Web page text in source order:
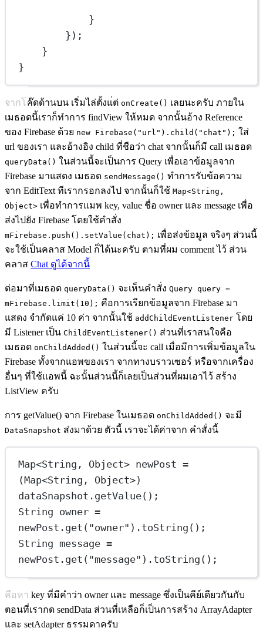
}
});
}
}
จากโค๊ดด้านบน เริ่มไล่ตั้งแ่ต่ onCreate() เลยนะครับ ภายใน
เมธอดนี้เราก็ทำการ findView ให้หมด จากนั้นอ้าง Reference
ของ Firebase ด้วย new Firebase("url").child("chat"); ใส่
url ของเรา และอ้างอิง child ที่ชือว่า chat จากนั้นก็มี call เมธอด
queryData() ในส่วนนี้จะเป็นการ Query เพื่อเอาข้อมูลจาก
Firebase มาแสดง เมธอด sendMessage() ทำการรับข้อความ
จาก EditText ทีเรากรอกลงไป จากนั้นก็ใช้ Map<String,
Object> เพื่อทำการแมพ key, value ชื่อ owner และ message เพื่อ
ส่งไปยัง Firebase โดยใช้คำสั่ง
mFirebase.push().setValue(chat); เพื่อส่งข้อมูล จริงๆ ส่วนนี้
จะใช้เป็นคลาส Model ก็ได้นะครับ ตามที่ผม comment ไว้ ส่วน
คลาส Chat ดูได้จากนี้
ต่อมาที่เมธอด queryData() จะเห็นคำสั่ง Query query =
mFirebase.limit(10); คือการเรียกข้อมูลจาก Firebase มา
แสดง จำกัดแค่ 10 ค่า จากนั้นใช้ addChildEventListener โดย
มี Listener เป็น ChildEventListener() ส่วนที่เราสนใจคือ
เมธอด onChildAdded() ในส่วนนี้จะ call เมื่อมีการเพิ่มข้อมูลใน
Firebase ทั้งจากแอพของเรา จากทางบราวเซอร์ หรือจากเครื่อง
อื่นๆ ที่ใช้แอพนี้ ฉะนั้นส่วนนี้ก็เลยเป็นส่วนที่ผมเอาไว้ สร้าง
ListView ครับ
การ getValue() จาก Firebase ในเมธอด onChildAdded() จะมี
DataSnapshot ส่งมาด้วย ตัวนี้ เราจะได้ค่าจาก คำสั่งนี้
Map<String, Object> newPost =
(Map<String, Object>)
dataSnapshot.getValue();
String owner =
newPost.get("owner").toString();
String message =
newPost.get("message").toString();
คือหา key ที่มีคำว่า owner และ message ซึ่งเป็นคีย์เดียวกันกับ
ตอนที่เรากด sendData ส่วนที่เหลือก็เป็นการสร้าง ArrayAdapter
และ setAdapter ธรรมดาครับ